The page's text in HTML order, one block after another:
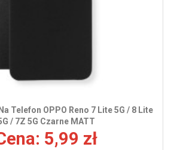
Telefon OPPO Reno 7 Lite 5G / 8 Lite
/ 7Z 5G Czarne MATT
5,99 zł